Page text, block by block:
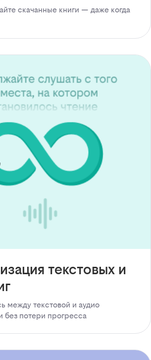
скачанные книги — даже когда
текстовых и
между текстовой и аудио
без потери прогресса